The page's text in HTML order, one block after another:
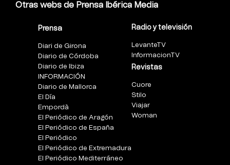
Otras webs de Prensa Ibérica Media
Prensa
Diari de Girona
Diario de Córdoba
Diario de Ibiza
INFORMACIÓN
Diario de Mallorca
El Día
Empordà
El Periódico de Aragón
El Periódico de España
El Periódico
El Periódico de Extremadura
El Periódico Mediterráneo
Radio y televisión
LevanteTV
InformacionTV
Revistas
Cuore
Stilo
Viajar
Woman